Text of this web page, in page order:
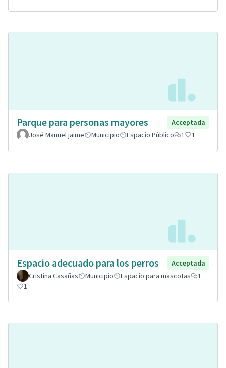
Parque para personas mayores
Acceptada
José Manuel jaime
Municipio Espacio Público 1 1
Espacio adecuado para los perros
Acceptada
Cristina Casañas
Municipio Espacio para mascotas
1
1